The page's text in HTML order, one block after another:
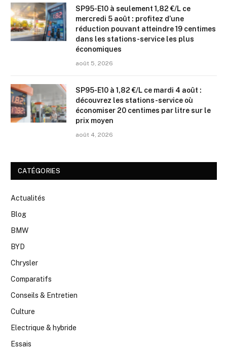
SP95-E10 à seulement 1,82 €/L ce
mercredi 5 août : profitez d’une
réduction pouvant atteindre 19 centimes
dans les stations-service les plus
économiques
août 5, 2026
SP95-E10 à 1,82 €/L ce mardi 4 août :
découvrez les stations-service où
économiser 20 centimes par litre sur le
prix moyen
août 4, 2026
CATÉGORIES
Actualités
Blog
BMW
BYD
Chrysler
Comparatifs
Conseils & Entretien
Culture
Electrique & hybride
Essais